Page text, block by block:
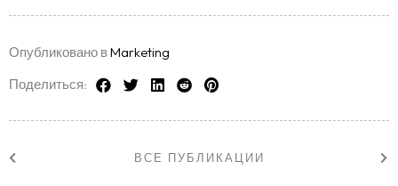
Опубликовано вMarketing
Поделиться:
ВСЕ ПУБЛИКАЦИИ